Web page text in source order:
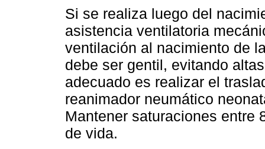
Si se realiza luego del
asistencia ventilatoria
ventilación al nacimiento de
debe ser gentil, evitando
adecuado es realizar el
reanimador neumático
Mantener saturaciones entre
de vida.